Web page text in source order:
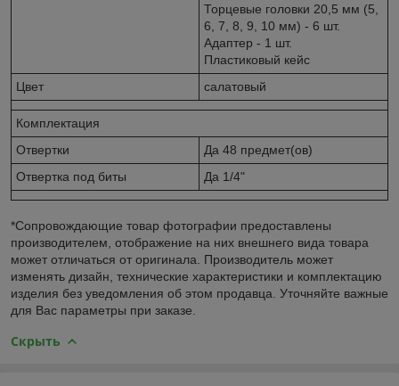
Торцевые головки 20,5 мм (5,
6, 7, 8, 9, 10 мм) - 6 шт.
Адаптер - 1 шт.
Пластиковый кейс
Цвет
салатовый
Комплектация
Отвертки
Да 48 предмет(ов)
Отвертка под биты
Да 1/4"
*Сопровождающие товар фотографии предоставлены
производителем, отображение на них внешнего вида товара
может отличаться от оригинала. Производитель может
изменять дизайн, технические характеристики и комплектацию
изделия без уведомления об этом продавца. Уточняйте важные
для Вас параметры при заказе.
Скрыть